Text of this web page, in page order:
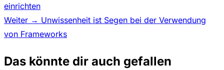
einrichten
Weiter → Unwissenheit ist Segen bei der Verwendung
von Frameworks
Das könnte dir auch gefallen